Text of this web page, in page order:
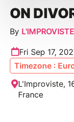
ON
By L'IMPROVISTE
Fri Sep 17,
Timezone :
L'Improviste,
France